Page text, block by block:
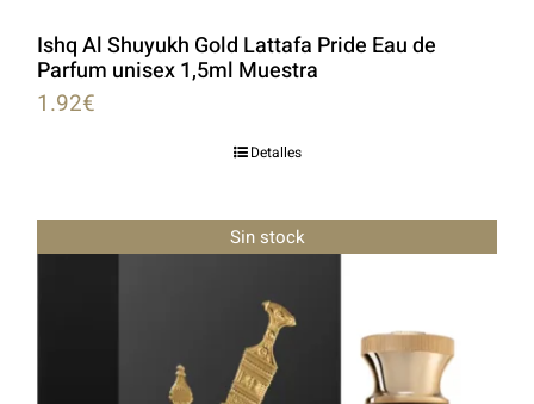
Ishq Al Shuyukh Gold Lattafa Pride Eau de
Parfum unisex 1,5ml Muestra
1.92€
Detalles
Sin stock